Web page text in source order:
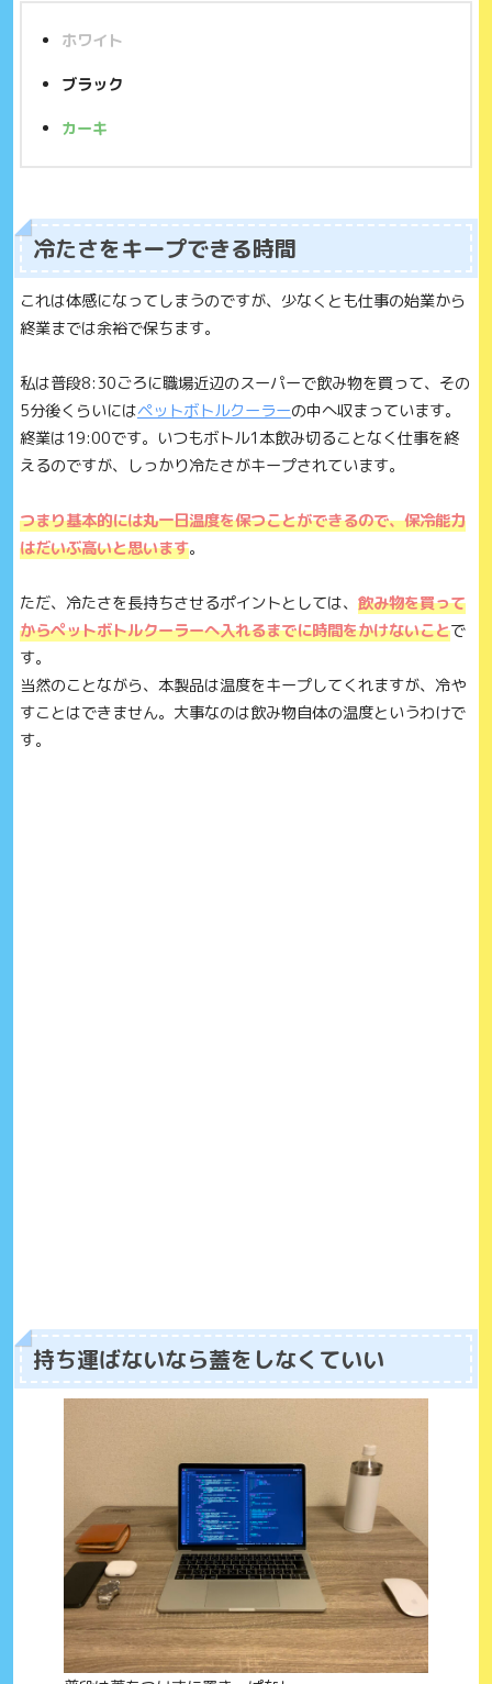
ホワイト
ブラック
カーキ
冷たさをキープできる時間
これは体感になってしまうのですが、少なくとも仕事の始業から
終業までは余裕で保ちます。
私は普段8:30ごろに職場近辺のスーパーで飲み物を買って、その
5分後くらいにはペットボトルクーラーの中へ収まっています。
終業は19:00です。いつもボトル1本飲み切ることなく仕事を終
えるのですが、しっかり冷たさがキープされています。
つまり基本的には丸一日温度を保つことができるので、保冷能力
はだいぶ高いと思います。
ただ、冷たさを長持ちさせるポイントとしては、 飲み物を買って
からペットボトルクーラーへ入れるまでに時間をかけないことで
す。
当然のことながら、本製品は温度をキープしてくれますが、冷や
すことはできません。大事なのは飲み物自体の温度というわけで
す。
持ち運ばないなら蓋をしなくていい